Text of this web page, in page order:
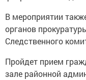
В мероприятии
органов
Следственного
Пройдет прием
зале районной